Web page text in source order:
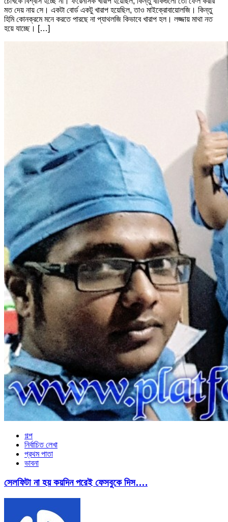
মত দেয় নায় সে। একটা বোর্ড একটু খারাপ হয়েছিল, তাও মাইক্রোবায়োলজি। কিন্তু
হিমি কোনক্রমে মনে করতে পারছে না প্যাথলজি কিভাবে খারাপ হল। লজ্জায় মাথা নত
হয়ে যাচ্ছে। […]
গল্প
নির্বাচিত লেখা
প্রথম পাতা
ভাবনা
সেলফিটা না হয় কয়দিন পরেই ফেসবুকে দিস….